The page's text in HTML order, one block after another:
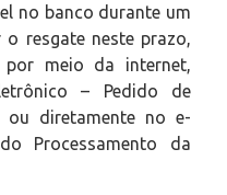
no banco durante um
o resgate neste prazo,
por meio da internet,
– Pedido de
ou diretamente no e-
Processamento da